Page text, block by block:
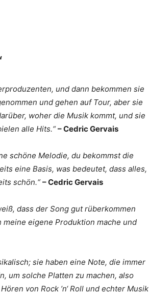
und dann bekommen sie
und gehen auf Tour, aber sie
woher die Musik kommt, und sie
alle Hits.“– Cedric Gervais
schöne Melodie, du bekommst die
eine Basis, was bedeutet, dass alles,
schön.“– Cedric Gervais
dass der Song gut rüberkommen
eigene Produktion mache und
sie haben eine Note, die immer
um solche Platten zu machen, also
von Rock ’n‘ Roll und echter Musik